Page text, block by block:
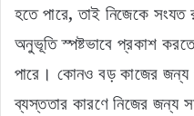
হতে পারে, তাই নিজেকে সংযত
অনুভূতি স্পষ্টভাবে প্রকাশ
পারে। কোনও বড় কাজের জন্য
ব্যস্ততার কারণে নিজের জন্য